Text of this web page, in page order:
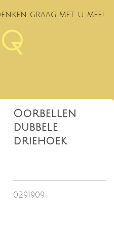
met u mee!
Oorbellen
dubbele
driehoek
0291909